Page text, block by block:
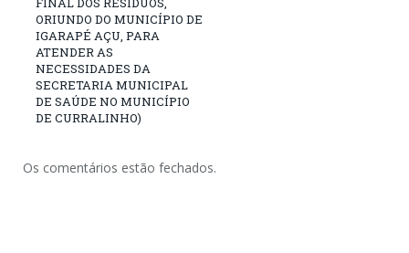
ORIUNDO DO MUNICÍPIO DE
IGARAPÉ AÇU, PARA
ATENDER AS
NECESSIDADES DA
SECRETARIA MUNICIPAL
DE SAÚDE NO MUNICÍPIO
DE CURRALINHO)
Os comentários estão fechados.